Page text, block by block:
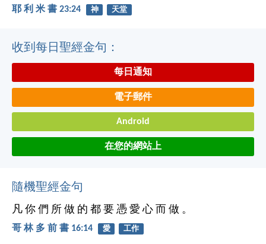
耶 利 米 書 23:24 神 天堂
收到每日聖經金句：
每日通知
電子郵件
Android
在您的網站上
隨機聖經金句
凡 你 們 所 做 的 都 要 憑 愛 心 而 做 。
哥 林 多 前 書 16:14 愛 工作